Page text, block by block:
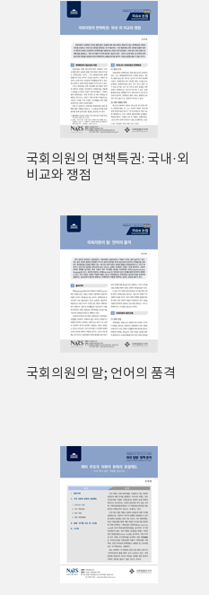
국회의원의 면책특권: 국내·외
비교와 쟁점
국회의원의 말; 언어의 품격